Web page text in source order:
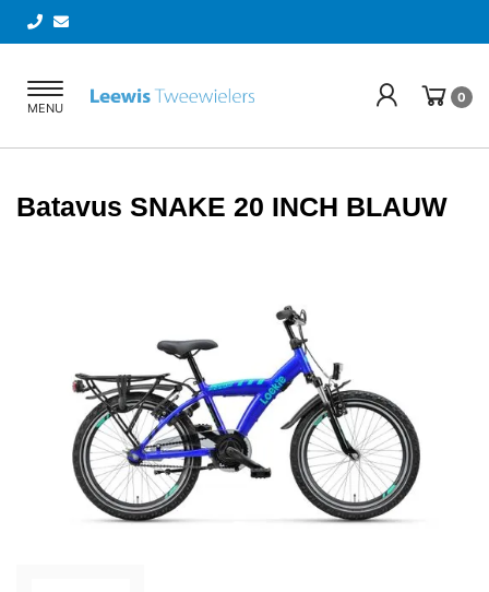
Toggle
navigation
MENU
0
Batavus SNAKE 20 INCH BLAUW